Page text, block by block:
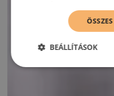
BEÁLLÍTÁSOK